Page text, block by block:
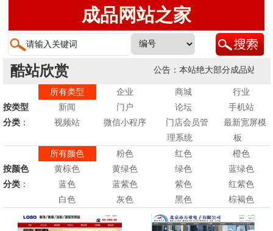
成品网站之家
酷站欣赏 公告：本站绝大部分成品站均
按类型
分类：
所有类型 企业 商城
行业
新闻
门户 论坛
手机站
视频站
微信小程序
门店会员管
理系统
最新宽屏模
板
按颜色
分类：
所有颜色 粉色 红色
橙色
黄棕色
黄绿色 绿色
蓝绿色
蓝色
蓝紫色 紫色
红紫色
白色
灰色 黑色 棕褐色